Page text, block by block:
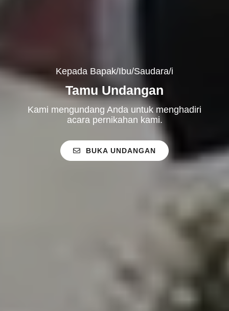
Kepada Bapak/Ibu/Saudara/i
Tamu Undangan
Kami mengundang Anda untuk menghadiri
acara pernikahan kami.
BUKA UNDANGAN